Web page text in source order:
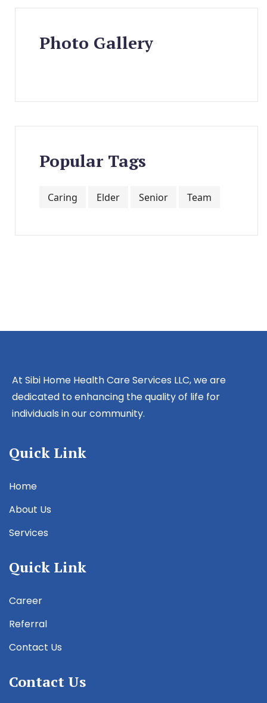
Photo Gallery
Popular Tags
Caring Elder Senior Team
At Sibi Home Health Care Services LLC, we are
dedicated to enhancing the quality of life for
individuals in our community.
Quick Link
Home
About Us
Services
Quick Link
Career
Referral
Contact Us
Contact Us